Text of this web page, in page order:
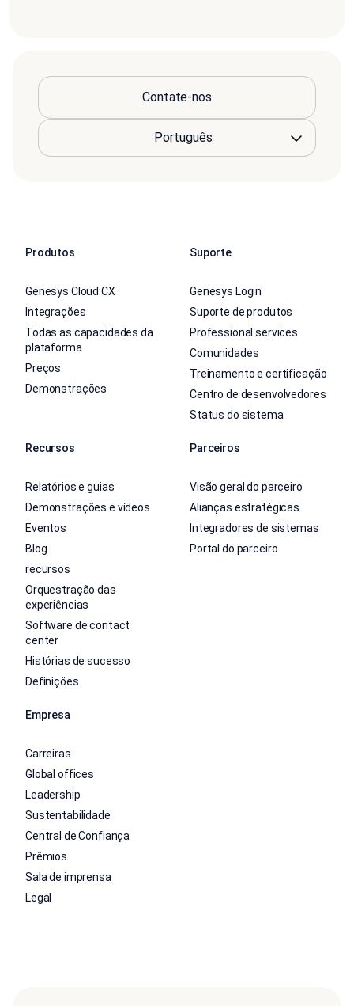
Contate-nos
Produtos
Genesys Cloud CX
Integrações
Todas as capacidades da
plataforma
Preços
Demonstrações
Suporte
Genesys Login
Suporte de produtos
Professional services
Comunidades
Treinamento e certificação
Centro de desenvolvedores
Status do sistema
Recursos
Relatórios e guias
Demonstrações e vídeos
Eventos
Blog
recursos
Orquestração das
experiências
Software de contact
center
Histórias de sucesso
Definições
Parceiros
Visão geral do parceiro
Alianças estratégicas
Integradores de sistemas
Portal do parceiro
Empresa
Carreiras
Global offices
Leadership
Sustentabilidade
Central de Confiança
Prêmios
Sala de imprensa
Legal